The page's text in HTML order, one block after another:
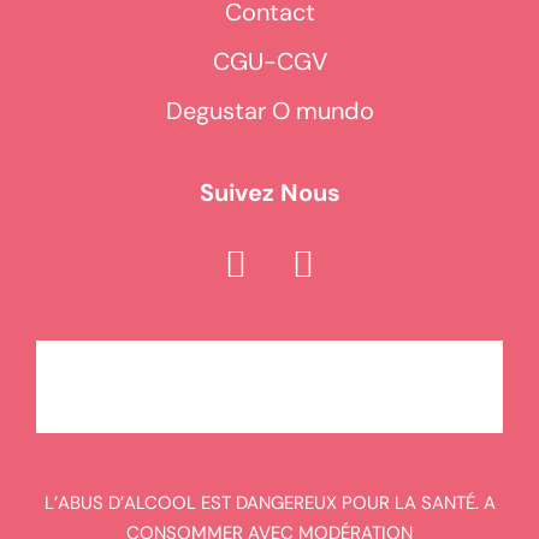
Contact
CGU-CGV
Degustar O mundo
Suivez Nous
L’ABUS D’ALCOOL EST DANGEREUX POUR LA SANTÉ. A
CONSOMMER AVEC MODÉRATION